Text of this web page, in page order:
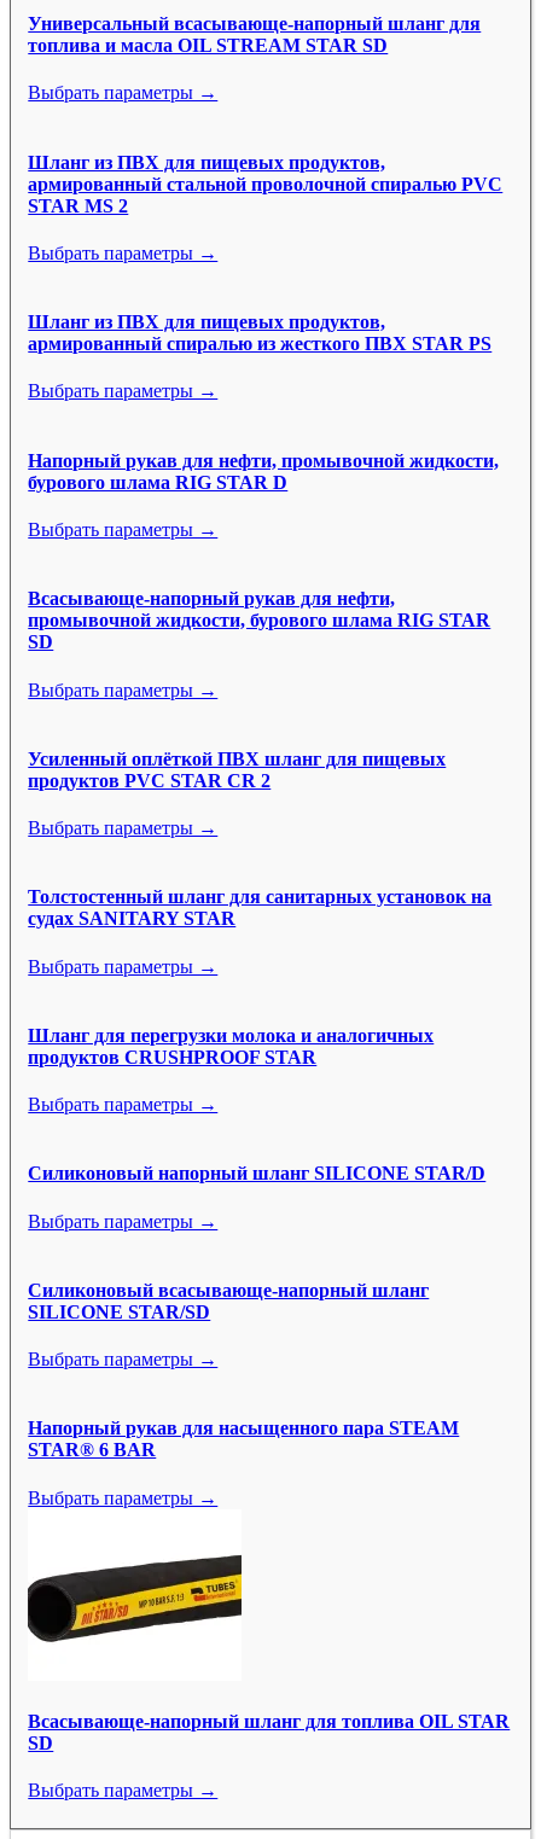
Универсальный всасывающе-напорный шланг для
топлива и масла OIL STREAM STAR SD
Выбрать параметры →
Шланг из ПВХ для пищевых продуктов,
армированный стальной проволочной спиралью PVC
STAR MS 2
Выбрать параметры →
Шланг из ПВХ для пищевых продуктов,
армированный спиралью из жесткого ПВХ STAR PS
Выбрать параметры →
Напорный рукав для нефти, промывочной жидкости,
бурового шлама RIG STAR D
Выбрать параметры →
Всасывающе-напорный рукав для нефти,
промывочной жидкости, бурового шлама RIG STAR
SD
Выбрать параметры →
Усиленный оплёткой ПВХ шланг для пищевых
продуктов PVC STAR CR 2
Выбрать параметры →
Толстостенный шланг для санитарных установок на
судах SANITARY STAR
Выбрать параметры →
Шланг для перегрузки молока и аналогичных
продуктов CRUSHPROOF STAR
Выбрать параметры →
Силиконовый напорный шланг SILICONE STAR/D
Выбрать параметры →
Силиконовый всасывающе-напорный шланг
SILICONE STAR/SD
Выбрать параметры →
Напорный рукав для насыщенного пара STEAM
STAR® 6 BAR
Выбрать параметры →
Всасывающе-напорный шланг для топлива OIL STAR
SD
Выбрать параметры →